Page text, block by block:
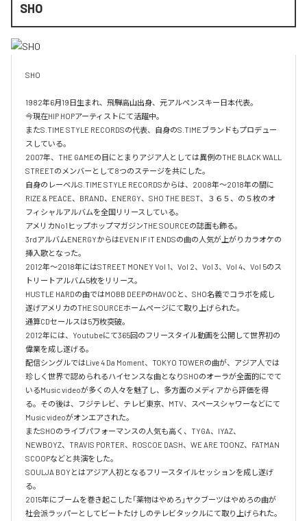
SHO
SHO
1982年6月19日生まれ、飛騨高山出身、元アルペンスキー日本代表。
今現在HIP HOPアーティストにて活躍中。
またS.TIME STYLE RECORDSの代表、自身のS.TIMEブランドもプロデュー
スしている。
2007年、THE GAMEの目にとまりアジア人としては異例のTHE BLACK WALL
STREETのメンバーとして8つのステージを共にした。
自身のレーベルS.TIME STYLE RECORDSからは、2008年〜2018年の間に
RIZE & PEACE、BRAND、ENERGY、SHO THE BEST、３６５、の５枚のオ
フィシャルアルバムを全国リリースしている。
アメリカNo1ヒップホップマガジンTHE SOURCEの誌面も飾る。
3rdアルバムENERGYからはEVEN IF IT ENDSの曲の人気が上がりカラオケの
挿入歌となった。
2012年〜2018年にはSTREET MONEY Vol 1、Vol 2、Vol 3、Vol 4、Vol 5のス
トリートアルバム5枚をリリース。
HUSTLE HARDの曲ではMOBB DEEPのHAVOCと、SHO名義でコラボを成し
遂げアメリカのTHE SOURCEホームページにて取り上げられた。
通算CDセールスは5万枚突破。
2012年には、Youtubeにて365回のフリースタイル動画を公開して世界初の
偉業を成し遂げる。
配信シングルではLive 4 Da Moment、TOKYO TOWERの曲が、アジア人では
珍しく世界で認められるハイセンスな曲となりSHOのオーラが全面的にでて
いるMusic videoが多くの人々を魅了し、多方面のメディアから評価を得
る。その後は、フジテレビ、テレビ東京、MTV、スペースシャワーなどにて
Music videoがオンエアされた。
またSHOのライブパフォーマンスの人気も高く、TYGA、IYAZ、
NEWBOYZ、TRAVIS PORTER、ROSCOE DASH、WE ARE TOONZ、FATMAN
SCOOPなどと共演をした。
SOULJA BOYとはアジア人初となるフリースタイルセッションを成し遂げ
る。
2015年にブームを巻き起こした「薬物はやめろ」ヤクブーツはやめろの曲が
社会派ラッパーとしてビートたけしのテレビタックルにて取り上げられた。